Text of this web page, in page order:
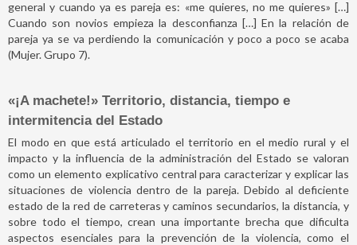
general y cuando ya es pareja es: «me quieres, no me quieres» […]
Cuando son novios empieza la desconfianza […] En la relación de
pareja ya se va perdiendo la comunicación y poco a poco se acaba
(Mujer. Grupo 7).
«¡A machete!» Territorio, distancia, tiempo e
intermitencia del Estado
El modo en que está articulado el territorio en el medio rural y el
impacto y la influencia de la administración del Estado se valoran
como un elemento explicativo central para caracterizar y explicar las
situaciones de violencia dentro de la pareja. Debido al deficiente
estado de la red de carreteras y caminos secundarios, la distancia, y
sobre todo el tiempo, crean una importante brecha que dificulta
aspectos esenciales para la prevención de la violencia, como el